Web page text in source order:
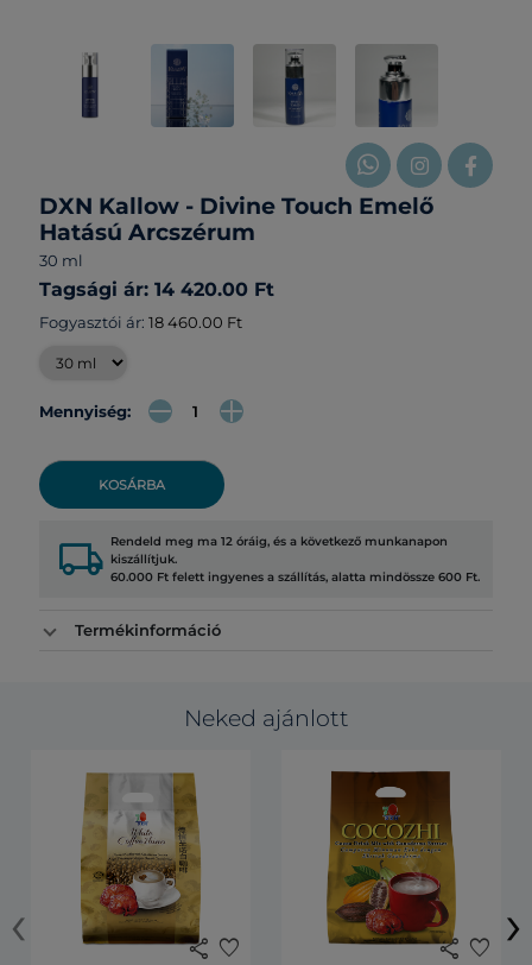
DXN Kallow - Divine Touch Emelő
Hatású Arcszérum
30 ml
Tagsági ár: 14 420.00 Ft
Fogyasztói ár: 18 460.00 Ft
Mennyiség:
KOSÁRBA
local_shipping Rendeld meg ma 12 óráig, és a következő munkanapon
kiszállítjuk.
60.000 Ft felett ingyenes a szállítás, alatta mindössze 600 Ft.
Termékinformáció
Neked ajánlott
share favorite share favorite
‹ ›